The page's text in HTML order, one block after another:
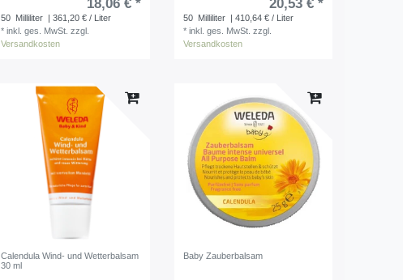
18,06 € *
50 Milliliter
| 361,20 € / Liter
*inkl. ges. MwSt. zzgl.
Versandkosten
20,53 € *
50 Milliliter
| 410,64 € / Liter
*inkl. ges. MwSt. zzgl.
Versandkosten
Calendula Wind- und Wetterbalsam
30 ml
Baby Zauberbalsam